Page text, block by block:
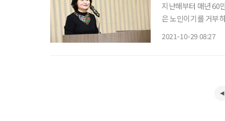
지난해부터 매년 60
은 노인이기를 거부
2021-10-29 08:27